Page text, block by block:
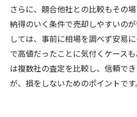
さらに、競合他社との比較もその場
納得のいく条件で売却しやすいの
しては、事前に相場を調べず安易
で高値だったことに気付くケース
は複数社の査定を比較し、信頼で
が、損をしないためのポイントです